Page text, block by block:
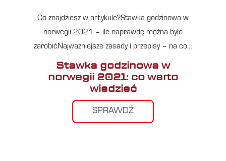
Co znajdziesz w artykule?Stawka godzinowa w
norwegii 2021 – ile naprawdę można było
zarobićNajważniejsze zasady i przepisy – na co…
Stawka godzinowa w
norwegii 2021: co warto
wiedzieć
SPRAWDŹ